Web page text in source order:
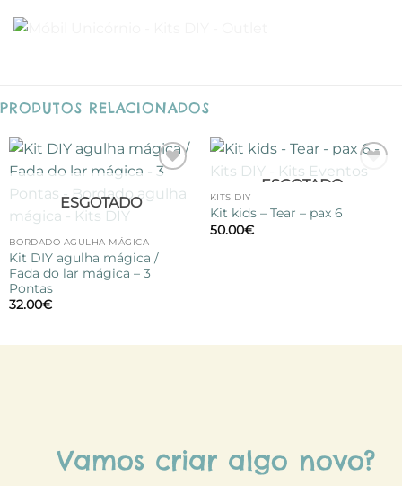
PRODUTOS RELACIONADOS
à lista de
desejos
ESGOTADO
BORDADO AGULHA MÁGICA
Kit DIY agulha mágica /
Fada do lar mágica – 3
Pontas
32.00€
Adicionar
desejos
ESGOTADO
KITS DIY
Kit kids – Tear – pax 6
50.00€
Vamos criar algo novo?